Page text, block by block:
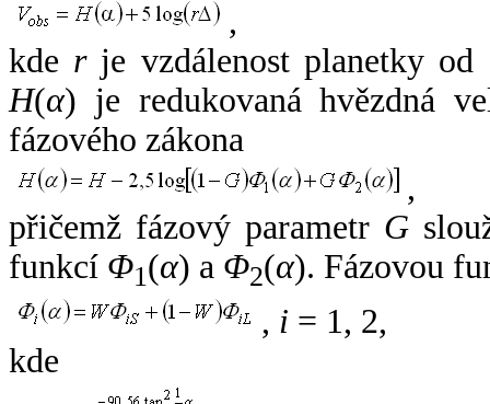
,
kde rje vzdálenost planetky od
H(α) je redukovaná hvězdná
fázového zákona
,
přičemž fázový parametr G
funkcí Φ1(α) a Φ2(α). Fázovou
, i = 1, 2,
kde